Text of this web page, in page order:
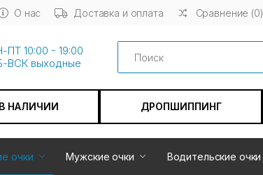
О нас Доставка и оплата Сравнение (0)
ПТ 10:00 - 19:00
ВСК выходные
Search
НАЛИЧИИ ДРОПШИППИНГ
очки Мужские очки Водительские очки